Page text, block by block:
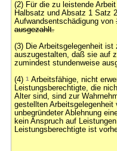
(2) Für die zu leistende
Halbsatz und Absatz 1 Satz
Aufwandsentschädigung von
ausgezahlt.
(3) Die Arbeitsgelegenheit
auszugestalten, daß sie auf
zumindest stundenweise
(4) 1 Arbeitsfähige, nicht
Leistungsberechtigte, die
Alter sind, sind zur
gestellten Arbeitsgelegenheit
unbegründeter Ablehnung
kein Anspruch auf
Leistungsberechtigte ist